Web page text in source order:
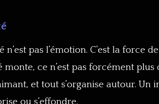
n’est pas l’émotion. C’est la force
monte, ce n’est pas forcément
et tout s’organise autour. Un
ou s’effondre.